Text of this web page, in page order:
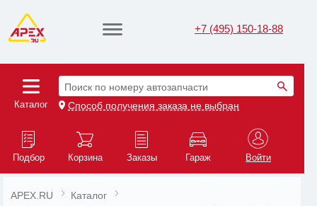
+7 (495) 150-18-88
Каталог
Поиск по номеру автозапчасти
Способ получения заказа не выбран
Подбор Корзина Заказы Гараж Войти
APEX.RU
Каталог